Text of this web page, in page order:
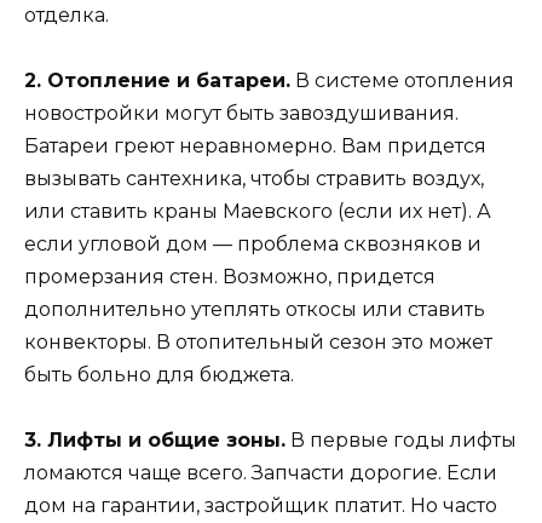
отделка.
2. Отопление и батареи. В системе отопления
новостройки могут быть завоздушивания.
Батареи греют неравномерно. Вам придется
вызывать сантехника, чтобы стравить воздух,
или ставить краны Маевского (если их нет). А
если угловой дом — проблема сквозняков и
промерзания стен. Возможно, придется
дополнительно утеплять откосы или ставить
конвекторы. В отопительный сезон это может
быть больно для бюджета.
3. Лифты и общие зоны. В первые годы лифты
ломаются чаще всего. Запчасти дорогие. Если
дом на гарантии, застройщик платит. Но часто